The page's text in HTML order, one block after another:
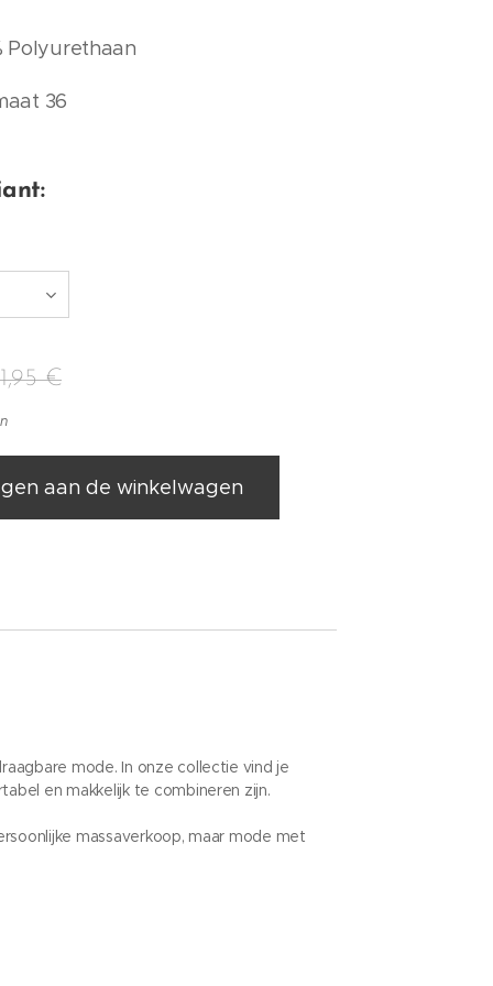
Polyurethaan
36
€
aan de winkelwagen
mode. In onze collectie vind je
en makkelijk te combineren zijn.
massaverkoop, maar mode met